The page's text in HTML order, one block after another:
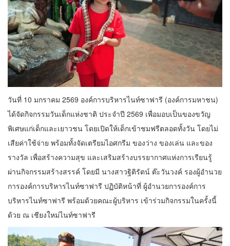
วันที่ 10 มกราคม 2569 องค์การบริหารไนท์ซาฟารี (องค์การมหาชน)
ได้จัดกิจกรรมวันเด็กแห่งชาติ ประจำปี 2569 เพื่อมอบเป็นของขวัญ
พิเศษแก่เด็กและเยาวชน โดยเปิดให้เด็กเข้าชมฟรีตลอดทั้งวัน โดยไม่
เสียค่าใช้จ่าย พร้อมทั้งจัดเตรียมไอศกรีม ของว่าง ของเล่น และของ
รางวัล เพื่อสร้างความสุข และเสริมสร้างบรรยากาศแห่งการเรียนรู้
ผ่านกิจกรรมสร้างสรรค์ โดยมี นางสาวฐิติรัตน์ ต๊ะวันวงค์ รองผู้อำนวย
การองค์การบริหารไนท์ซาฟารี ปฏิบัติหน้าที่ ผู้อำนวยการองค์การ
บริหารไนท์ซาฟารี พร้อมด้วยคณะผู้บริหาร เข้าร่วมกิจกรรมในครั้งนี้
ด้วย ณ เชียงใหม่ไนท์ซาฟารี